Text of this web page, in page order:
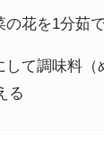
の花を1分茹
して調味料（
る